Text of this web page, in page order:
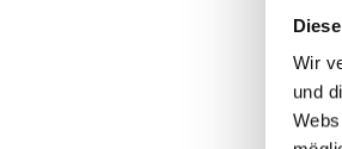
Wir
und